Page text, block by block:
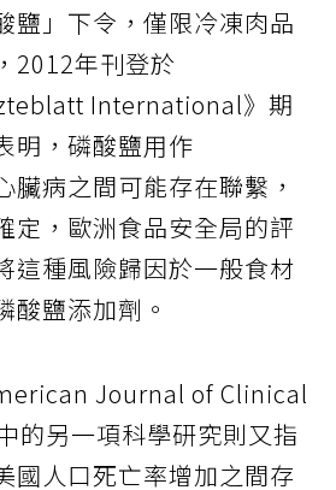
鹽」下令，僅限冷凍肉品
2012年刊登於
International》期
明，磷酸鹽用作
臟病之間可能存在聯繫，
定，歐洲食品安全局的評
這種風險歸因於一般食材
酸鹽添加劑。
Journal of Clinical
的另一項科學研究則又指
國人口死亡率增加之間存